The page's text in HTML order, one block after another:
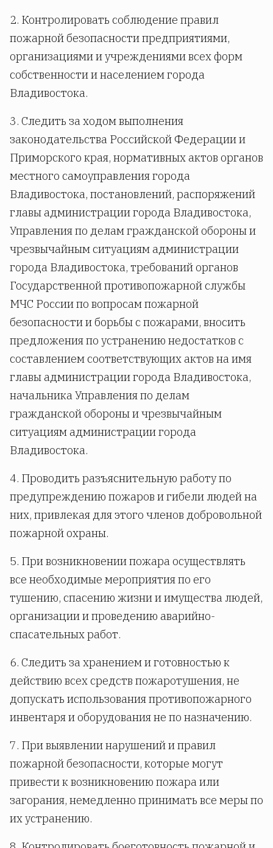
2. Контролировать соблюдение правил
пожарной безопасности предприятиями,
организациями и учреждениями всех форм
собственности и населением города
Владивостока.
3. Следить за ходом выполнения
законодательства Российской Федерации и
Приморского края, нормативных актов органов
местного самоуправления города
Владивостока, постановлений, распоряжений
главы администрации города Владивостока,
Управления по делам гражданской обороны и
чрезвычайным ситуациям администрации
города Владивостока, требований органов
Государственной противопожарной службы
МЧС России по вопросам пожарной
безопасности и борьбы с пожарами, вносить
предложения по устранению недостатков с
составлением соответствующих актов на имя
главы администрации города Владивостока,
начальника Управления по делам
гражданской обороны и чрезвычайным
ситуациям администрации города
Владивостока.
4. Проводить разъяснительную работу по
предупреждению пожаров и гибели людей на
них, привлекая для этого членов добровольной
пожарной охраны.
5. При возникновении пожара осуществлять
все необходимые мероприятия по его
тушению, спасению жизни и имущества людей,
организации и проведению аварийно-
спасательных работ.
6. Следить за хранением и готовностью к
действию всех средств пожаротушения, не
допускать использования противопожарного
инвентаря и оборудования не по назначению.
7. При выявлении нарушений и правил
пожарной безопасности, которые могут
привести к возникновению пожара или
загорания, немедленно принимать все меры по
их устранению.